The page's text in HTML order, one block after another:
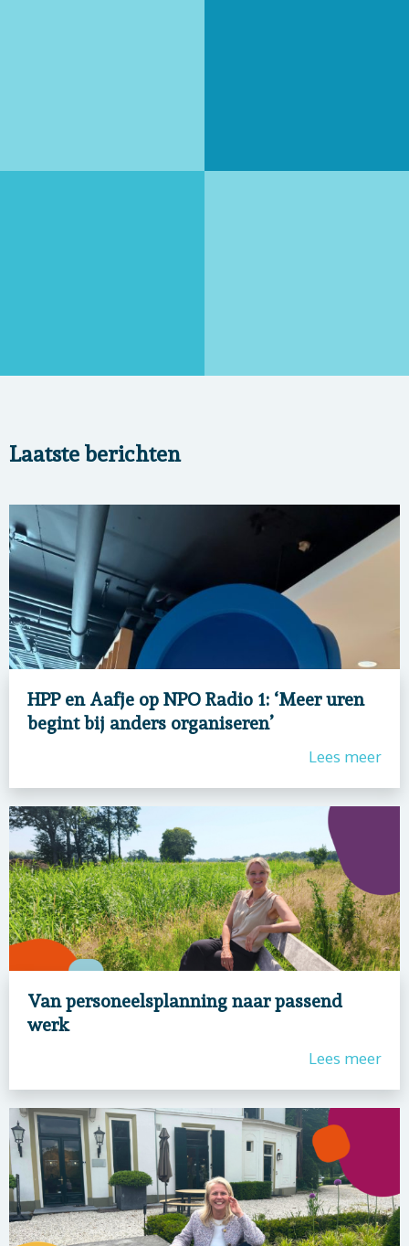
Laatste berichten
HPP en Aafje op NPO Radio 1: ‘Meer uren
begint bij anders organiseren’
Lees meer
Van personeelsplanning naar passend
werk
Lees meer